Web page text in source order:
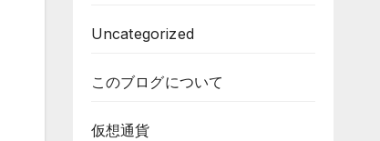
Uncategorized
このブログについて
仮想通貨